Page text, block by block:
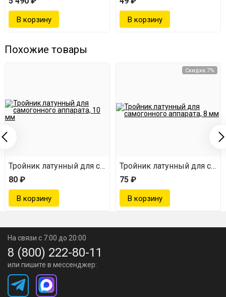
Похожие товары
аппарата, 12 мм
Тройник латунный для самогонного аппарата, 10 мм
80 ₽
Скидка 7%
Тройник латунный для
75 ₽
На связи с 7:00 до 20:00
8 (800) 222-80-11
или пишите в мессенджер: